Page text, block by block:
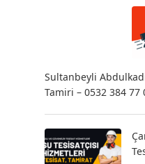
Sultanbeyli
Tamiri – 0532 384 77